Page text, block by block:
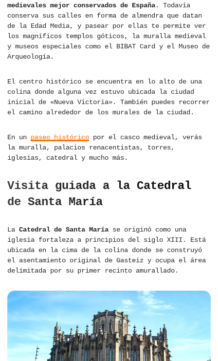
medievales mejor conservados de España. Todavía
conserva sus calles en forma de almendra que datan
de la Edad Media, y pasear por ellas te permite ver
los magníficos templos góticos, la muralla medieval
y museos especiales como el BIBAT Card y el Museo de
Arqueología.
El centro histórico se encuentra en lo alto de una
colina donde alguna vez estuvo ubicada la ciudad
inicial de «Nueva Victoria». También puedes recorrer
el camino alrededor de los murales de la ciudad.
En un paseo histórico por el casco medieval, verás
la muralla, palacios renacentistas, torres,
iglesias, catedral y mucho más.
Visita guiada a la Catedral
de Santa María
La Catedral de Santa María se originó como una
iglesia fortaleza a principios del siglo XIII. Está
ubicada en la cima de la colina donde se construyó
el asentamiento original de Gasteiz y ocupa el área
delimitada por su primer recinto amurallado.